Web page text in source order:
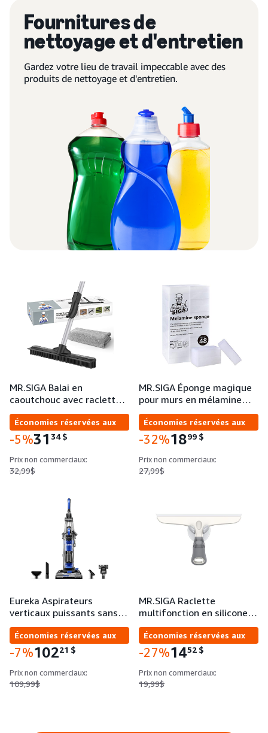
Fournitures de
nettoyage et d'entretien
Gardez votre lieu de travail impeccable avec des
produits de nettoyage et d'entretien.
MR.SIGA Balai en
caoutchouc avec raclett…
Économies réservées aux
entreprises
-5%31 34 $
Prix non commerciaux:
32,99$
MR.SIGA Éponge magique
pour murs en mélamine…
Économies réservées aux
entreprises
-32%1899 $
Prix non commerciaux:
27,99$
Eureka Aspirateurs
verticaux puissants sans…
Économies réservées aux
entreprises
-7%10221 $
Prix non commerciaux:
109,99$
MR.SIGA Raclette
multifonction en silicone…
Économies réservées aux
entreprises
-27%1452 $
Prix non commerciaux:
19,99$